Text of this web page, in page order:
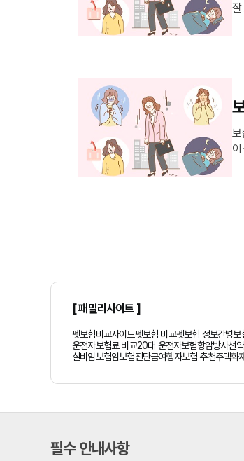
잘
보
[ 패밀리사이트 ]
펫보험비교사이트펫보험 비교펫보험 정보간병보
운전자보험료 비교20대 운전자보험항암방사선
실비암보험암보험진단금여행자보험 추천주택화
필수 안내사항